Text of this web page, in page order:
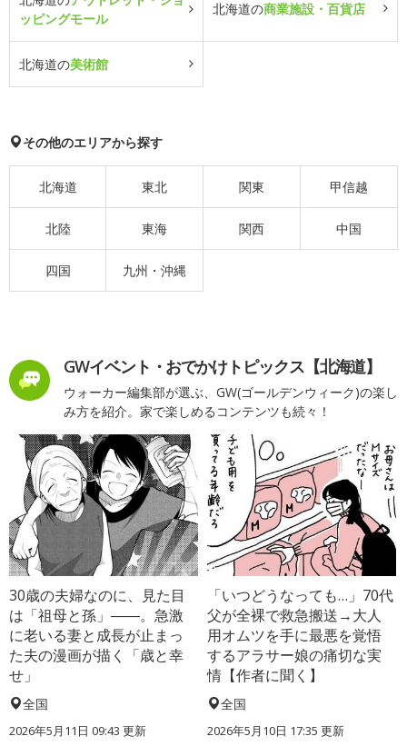
ッピングモール
北海道の商業施設・百貨店
北海道の美術館
その他のエリアから探す
北海道 東北 関東 甲信越
北陸 東海 関西 中国
四国 九州・沖縄
GWイベント・おでかけトピックス【北海道】
ウォーカー編集部が選ぶ、GW(ゴールデンウィーク)の楽し
み方を紹介。家で楽しめるコンテンツも続々！
30歳の夫婦なのに、見た目
は「祖母と孫」――。急激
に老いる妻と成長が止まっ
た夫の漫画が描く「歳と幸
せ」
全国
2026年5月11日 09:43 更新
「いつどうなっても…」70代
父が全裸で救急搬送→大人
用オムツを手に最悪を覚悟
するアラサー娘の痛切な実
情【作者に聞く】
全国
2026年5月10日 17:35 更新